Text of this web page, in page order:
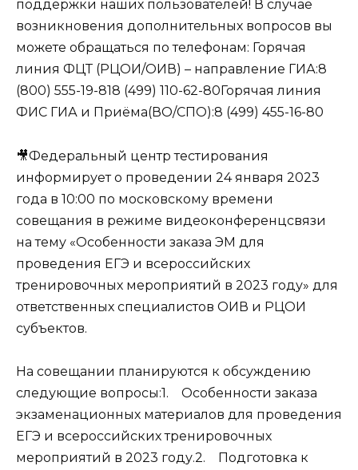
поддержки наших пользователей! В случае
возникновения дополнительных вопросов вы
можете обращаться по телефонам: Горячая
линия ФЦТ (РЦОИ/ОИВ) – направление ГИА:8
(800) 555-19-818 (499) 110-62-80Горячая линия
ФИС ГИА и Приёма(ВО/СПО):8 (499) 455-16-80
🎥Федеральный центр тестирования
информирует о проведении 24 января 2023
года в 10:00 по московскому времени
совещания в режиме видеоконференцсвязи
на тему «Особенности заказа ЭМ для
проведения ЕГЭ и всероссийских
тренировочных мероприятий в 2023 году» для
ответственных специалистов ОИВ и РЦОИ
субъектов.
На совещании планируются к обсуждению
следующие вопросы:1. Особенности заказа
экзаменационных материалов для проведения
ЕГЭ и всероссийских тренировочных
мероприятий в 2023 году.2. Подготовка к